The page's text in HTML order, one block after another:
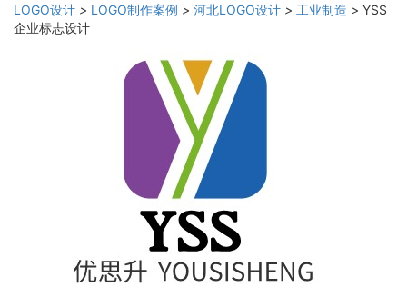
LOGO设计 > LOGO制作案例 > 河北LOGO设计 > 工业制造 > YSS
企业标志设计